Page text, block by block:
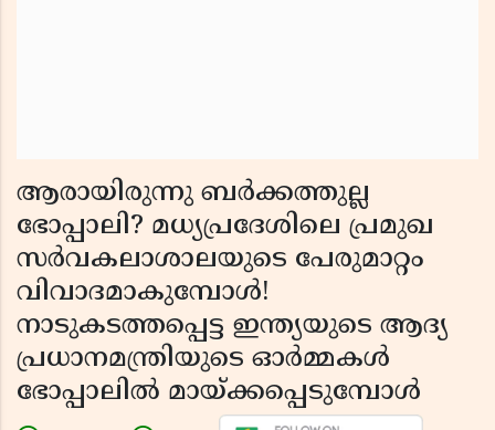
ആരായിരുന്നു ബർക്കത്തുല്ല
ഭോപ്പാലി? മധ്യപ്രദേശിലെ പ്രമുഖ
സർവകലാശാലയുടെ പേരുമാറ്റം
വിവാദമാകുമ്പോൾ!
നാടുകടത്തപ്പെട്ട ഇന്ത്യയുടെ ആദ്യ
പ്രധാനമന്ത്രിയുടെ ഓർമ്മകൾ
ഭോപ്പാലിൽ മായ്ക്കപ്പെടുമ്പോൾ